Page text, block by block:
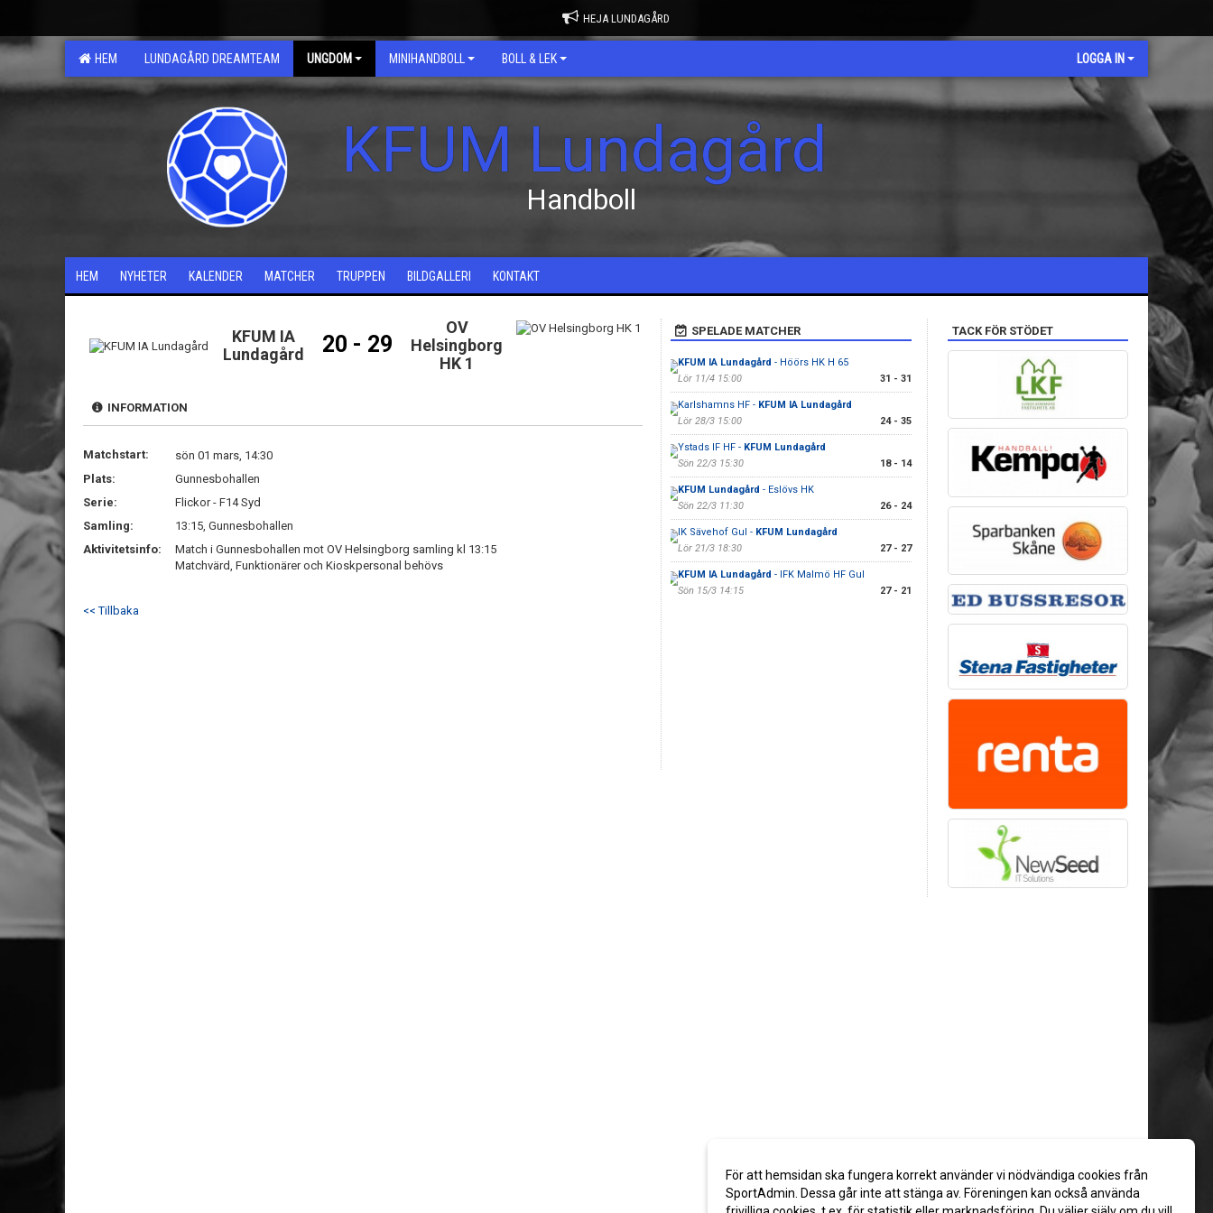
HEJA LUNDAGÅRD
HEM LUNDAGÅRD DREAMTEAM UNGDOM MINIHANDBOLL BOLL & LEK LOGGA IN
KFUM Lundagård
Handboll
HEM NYHETER KALENDER MATCHER TRUPPEN BILDGALLERI KONTAKT
KFUM IA
Lundagård
20 - 29
OV
Helsingborg
HK 1
INFORMATION
Matchstart:
sön 01 mars, 14:30
Plats:
Gunnesbohallen
Serie:
Flickor - F14 Syd
Samling:
13:15, Gunnesbohallen
Aktivitetsinfo:
Match i Gunnesbohallen mot OV Helsingborg samling kl 13:15
Matchvärd, Funktionärer och Kioskpersonal behövs
<< Tillbaka
SPELADE MATCHER
KFUM IA Lundagård - Höörs HK H 65
Lör 11/4 15:00
31 - 31
Karlshamns HF - KFUM IA Lundagård
Lör 28/3 15:00
24 - 35
Ystads IF HF - KFUM Lundagård
Sön 22/3 15:30
18 - 14
KFUM Lundagård - Eslövs HK
Sön 22/3 11:30
26 - 24
IK Sävehof Gul - KFUM Lundagård
Lör 21/3 18:30
27 - 27
KFUM IA Lundagård - IFK Malmö HF Gul
Sön 15/3 14:15
27 - 21
TACK FÖR STÖDET
För att hemsidan ska fungera korrekt använder vi nödvändiga cookies från
SportAdmin. Dessa går inte att stänga av. Föreningen kan också använda